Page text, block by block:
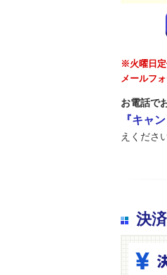
※火曜日定
メールフ
お電話で
『キャ
えくださ
決